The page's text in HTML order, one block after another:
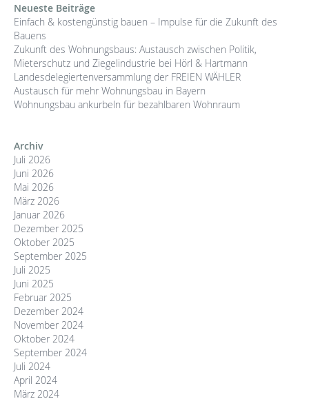
Neueste Beiträge
Einfach & kostengünstig bauen – Impulse für die Zukunft des
Bauens
Zukunft des Wohnungsbaus: Austausch zwischen Politik,
Mieterschutz und Ziegelindustrie bei Hörl & Hartmann
Landesdelegiertenversammlung der FREIEN WÄHLER
Austausch für mehr Wohnungsbau in Bayern
Wohnungsbau ankurbeln für bezahlbaren Wohnraum
Archiv
Juli 2026
Juni 2026
Mai 2026
März 2026
Januar 2026
Dezember 2025
Oktober 2025
September 2025
Juli 2025
Juni 2025
Februar 2025
Dezember 2024
November 2024
Oktober 2024
September 2024
Juli 2024
April 2024
März 2024